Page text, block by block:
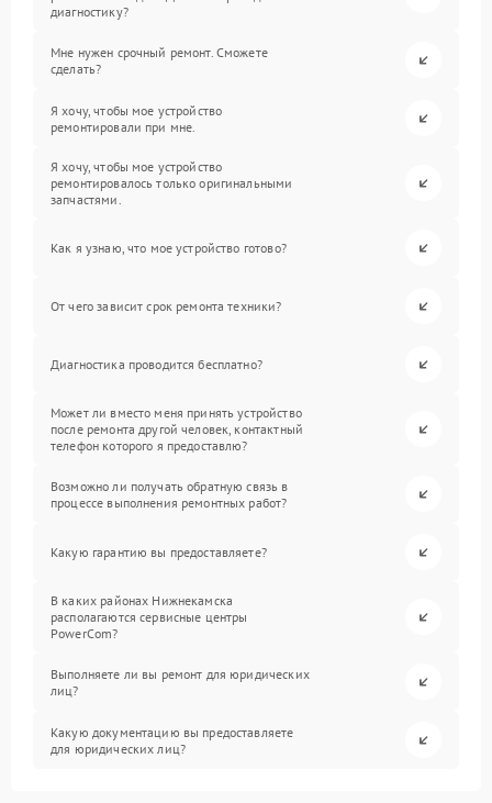
диагностику?
Мне нужен срочный ремонт. Сможете
сделать?
Я хочу, чтобы мое устройство
ремонтировали при мне.
Я хочу, чтобы мое устройство
ремонтировалось только оригинальными
запчастями.
Как я узнаю, что мое устройство готово?
От чего зависит срок ремонта техники?
Диагностика проводится бесплатно?
Может ли вместо меня принять устройство
после ремонта другой человек, контактный
телефон которого я предоставлю?
Возможно ли получать обратную связь в
процессе выполнения ремонтных работ?
Какую гарантию вы предоставляете?
В каких районах Нижнекамска
располагаются сервисные центры
PowerCom?
Выполняете ли вы ремонт для юридических
лиц?
Какую документацию вы предоставляете
для юридических лиц?